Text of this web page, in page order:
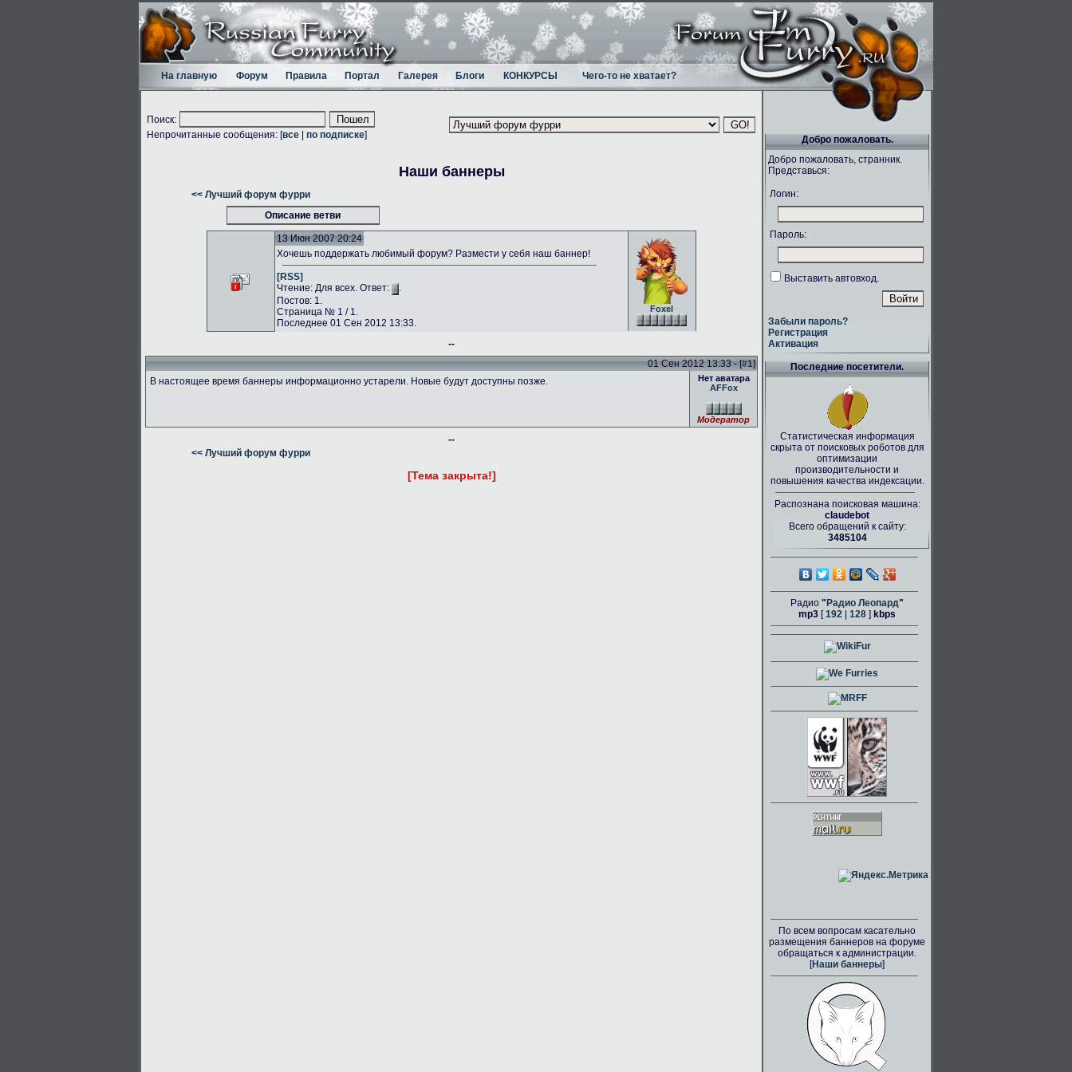
На главную Форум Правила Портал Галерея Блоги КОНКУРСЫ Чего-то не хватает?
Поиск:
Непрочитанные сообщения: [все по подписке]
Наши баннеры
<< Лучший форум фурри
Описание ветви
13 Июн 2007 20:24
Foxel
Хочешь поддержать любимый форум? Размести у себя наш баннер!
[RSS]
Чтение: Для всех. Ответ:
.
Постов: 1.
Страница № 1 / 1.
Последнее 01 Сен 2012 13:33.
--
01 Сен 2012 13:33 - [#1]
В настоящее время баннеры информационно устарели. Новые будут доступны позже.
Нет аватара
AFFox
Модератор
--
<< Лучший форум фурри
[Тема закрыта!]
Добро пожаловать.
Добро пожаловать, странник.
Представься:
Логин:
Пароль:
Выставить автовход.
Забыли пароль?
Регистрация
Активация
Последние посетители.
Статистическая информация
скрыта от поисковых роботов для
оптимизации
производительности и
повышения качества индексации.
Распознана поисковая машина:
claudebot
Всего обращений к сайту:
3485104
Радио " Радио Леопард"
mp3 [192 128 ] kbps
По всем вопросам касательно
размещения баннеров на форуме
обращаться к администрации.
[Наши баннеры]